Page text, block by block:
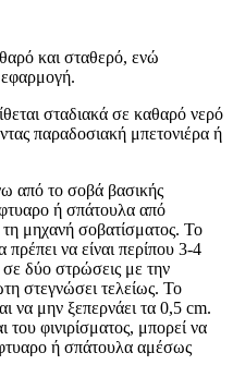
και σταθερό, ενώ
εφαρμογή.
σταδιακά σε καθαρό νερό
παραδοσιακή μπετονιέρα ή
από το σοβά βασικής
ή σπάτουλα από
μηχανή σοβατίσματος. Το
να είναι περίπου 3-4
δύο στρώσεις με την
στεγνώσει τελείως. Το
να μην ξεπερνάει τα 0,5 cm.
του φινιρίσματος, μπορεί να
ή σπάτουλα αμέσως